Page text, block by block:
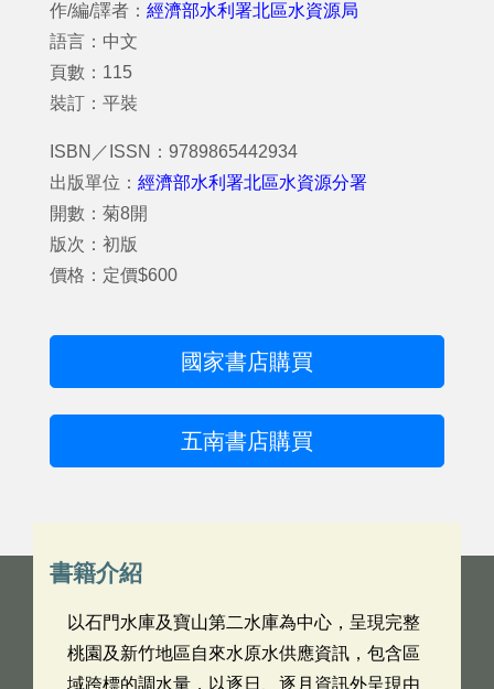
作/編/譯者： 經濟部水利署北區水資源局
語言：中文
頁數：115
裝訂：平裝
ISBN／ISSN：9789865442934
出版單位： 經濟部水利署北區水資源分署
開數：菊8開
版次：初版
價格：定價$600
國家書店購買
五南書店購買
書籍介紹
以石門水庫及寶山第二水庫為中心，呈現完整
桃園及新竹地區自來水原水供應資訊，包含區
域跨標的調水量，以逐日、逐月資訊外呈現由